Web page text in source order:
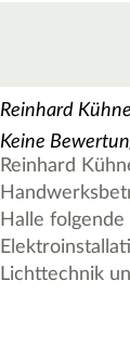
Reinhard
Keine
Reinhard
Halle
Lichttechnik